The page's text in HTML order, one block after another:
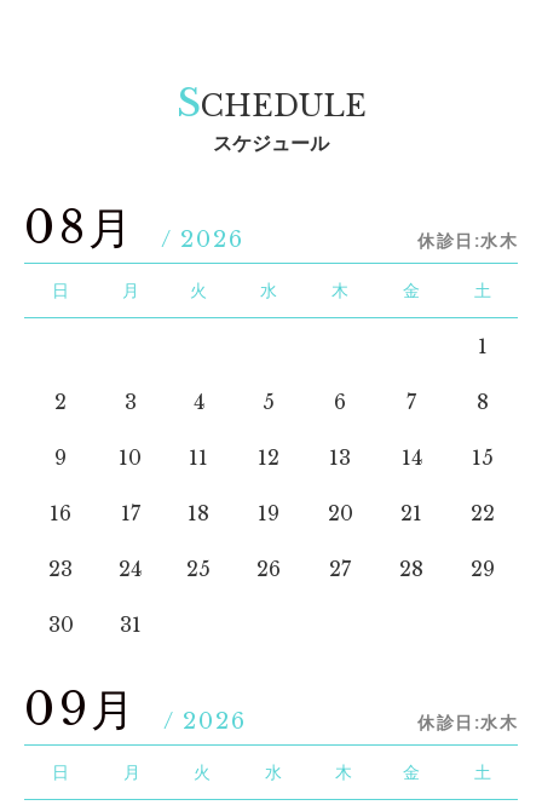
SCHEDULE
スケジュール
08月 / 2026 休診日:水木
日 月 火 水 木 金 土
1
2 3 4 5 6 7 8
9 10 11 12 13 14 15
16 17 18 19 20 21 22
23 24 25 26 27 28 29
30 31
09月 / 2026 休診日:水木
日 月 火 水 木 金 土